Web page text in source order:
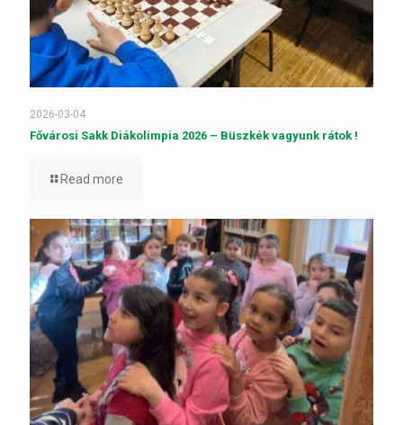
2026-03-04
Fővárosi Sakk Diákolimpia 2026 – Büszkék vagyunk rátok !
Read more